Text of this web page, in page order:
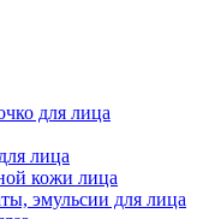
для лица
лица
кожи лица
эмульсии для лица